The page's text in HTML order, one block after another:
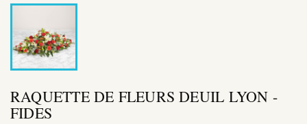
RAQUETTE DE FLEURS DEUIL LYON -
FIDES